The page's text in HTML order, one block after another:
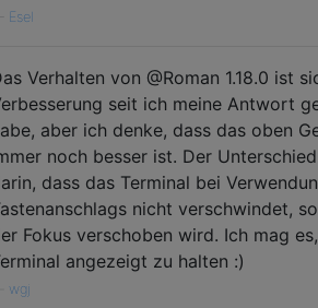
Esel
Verhalten von @Roman 1.18.0 ist
seit ich meine Antwort
aber ich denke, dass das oben
noch besser ist. Der
dass das Terminal bei
nicht verschwindet,
Fokus verschoben wird. Ich mag
angezeigt zu halten :)
wgj